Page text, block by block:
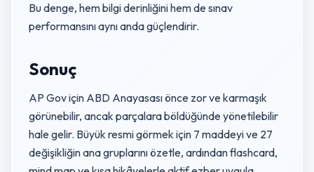
Bu denge, hem bilgi derinliğini hem de sınav
performansını aynı anda güçlendirir.
Sonuç
AP Gov için ABD Anayasası önce zor ve karmaşık
görünebilir, ancak parçalara böldüğünde yönetilebilir
hale gelir. Büyük resmi görmek için 7 maddeyi ve 27
değişikliğin ana gruplarını özetle, ardından flashcard,